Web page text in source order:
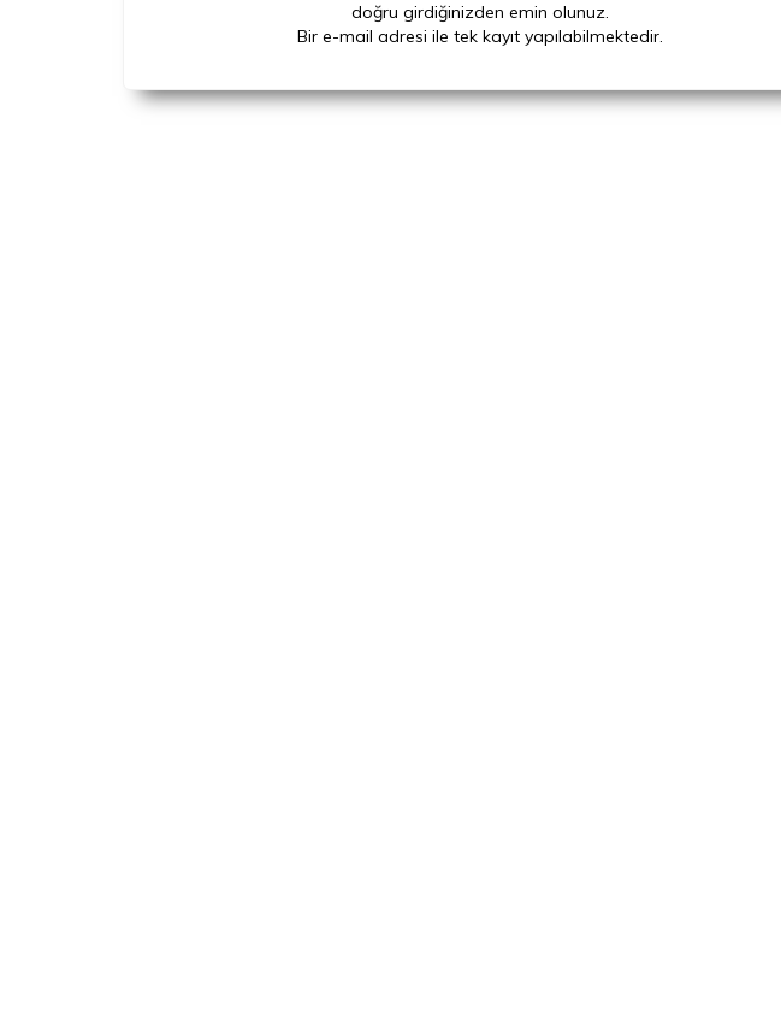
doğru girdiğinizden emin olunuz.
Bir e-mail adresi ile tek kayıt yapılabilmektedir.